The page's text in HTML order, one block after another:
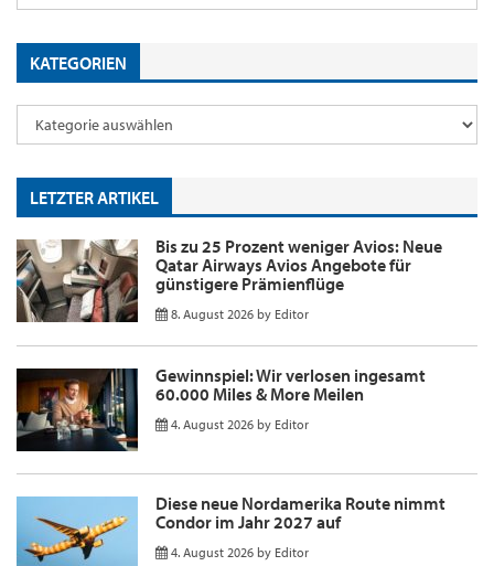
KATEGORIEN
LETZTER ARTIKEL
Bis zu 25 Prozent weniger Avios: Neue
Qatar Airways Avios Angebote für
günstigere Prämienflüge
8. August 2026 by Editor
Gewinnspiel: Wir verlosen ingesamt
60.000 Miles & More Meilen
4. August 2026 by Editor
Diese neue Nordamerika Route nimmt
Condor im Jahr 2027 auf
4. August 2026 by Editor